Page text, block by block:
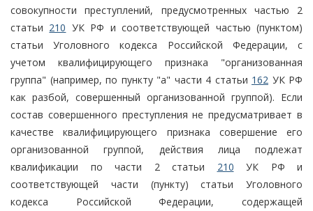
совокупности преступлений, предусмотренных частью 2
статьи 210 УК РФ и соответствующей частью (пунктом)
статьи Уголовного кодекса Российской Федерации, с
учетом квалифицирующего признака "организованная
группа" (например, по пункту "а" части 4 статьи 162 УК РФ
как разбой, совершенный организованной группой). Если
состав совершенного преступления не предусматривает в
качестве квалифицирующего признака совершение его
организованной группой, действия лица подлежат
квалификации по части 2 статьи 210 УК РФ и
соответствующей части (пункту) статьи Уголовного
кодекса Российской Федерации, содержащей